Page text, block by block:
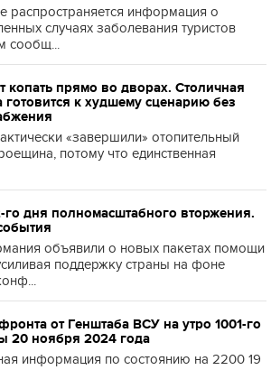
распространяется информация о
случаях заболевания туристов
сообщ...
копать прямо во дворах. Столичная
к худшему сценарию без
«завершили» отопительный
потому что единственная
го дня полномасштабного вторжения.
объявили о новых пакетах помощи
поддержку страны на фоне
от Генштаба ВСУ на утро 1001-го
20 ноября 2024 года
информация по состоянию на 2200 19